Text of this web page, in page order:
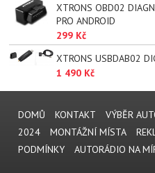
XTRONS OBD02
PRO ANDROID
299 Kč
XTRONS USBDAB02
1 490 Kč
DOMŮ KONTAKT
VÝBĚR
2024
MONTÁŽNÍ MÍSTA
PODMÍNKY
AUTORÁDIO NA